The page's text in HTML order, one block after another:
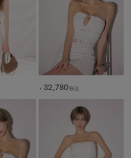
￥ 32,780税込